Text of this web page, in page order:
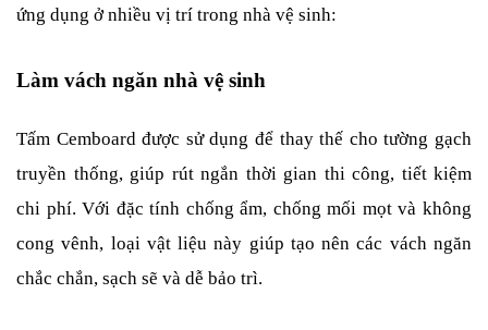
ứng dụng ở nhiều vị trí trong nhà vệ sinh:
Làm vách ngăn nhà vệ sinh
Tấm Cemboard được sử dụng để thay thế cho tường gạch
truyền thống, giúp rút ngắn thời gian thi công, tiết kiệm
chi phí. Với đặc tính chống ẩm, chống mối mọt và không
cong vênh, loại vật liệu này giúp tạo nên các vách ngăn
chắc chắn, sạch sẽ và dễ bảo trì.